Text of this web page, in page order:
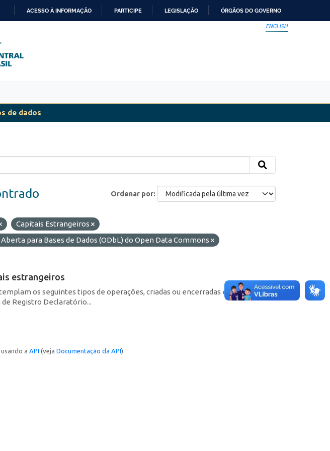
ACESSO À INFORMAÇÃO PARTICIPE LEGISLAÇÃO ÓRGÃOS DO GOVERNO
ENGLISH
de dados
Ordenar por
Capitais Estrangeiros
para Bases de Dados (ODbL) do Open Data Commons
estrangeiros
os seguintes tipos de operações, criadas ou encerradas em cada
Registro Declaratório...
a API (veja Documentação da API).